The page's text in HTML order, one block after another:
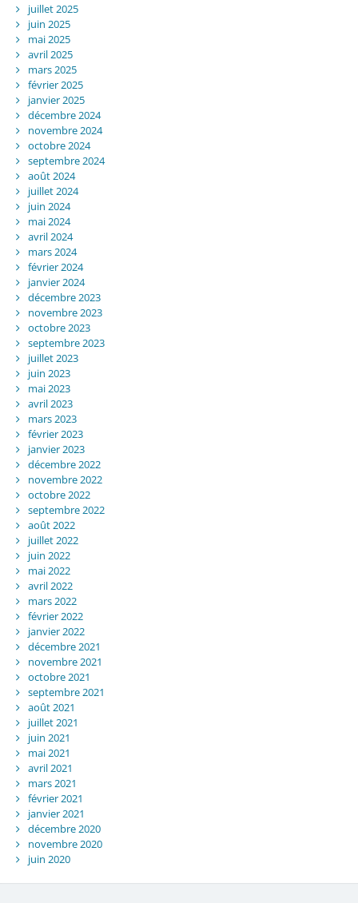
juillet 2025
juin 2025
mai 2025
avril 2025
mars 2025
février 2025
janvier 2025
décembre 2024
novembre 2024
octobre 2024
septembre 2024
août 2024
juillet 2024
juin 2024
mai 2024
avril 2024
mars 2024
février 2024
janvier 2024
décembre 2023
novembre 2023
octobre 2023
septembre 2023
juillet 2023
juin 2023
mai 2023
avril 2023
mars 2023
février 2023
janvier 2023
décembre 2022
novembre 2022
octobre 2022
septembre 2022
août 2022
juillet 2022
juin 2022
mai 2022
avril 2022
mars 2022
février 2022
janvier 2022
décembre 2021
novembre 2021
octobre 2021
septembre 2021
août 2021
juillet 2021
juin 2021
mai 2021
avril 2021
mars 2021
février 2021
janvier 2021
décembre 2020
novembre 2020
juin 2020